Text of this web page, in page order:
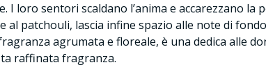
loro sentori scaldano l’anima e accarezzano
patchouli, lascia infine spazio alle note di
agrumata e floreale, è una dedica alle
raffinata fragranza.